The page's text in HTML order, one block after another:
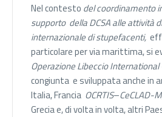
Nel contesto del coordinamento
supporto della DCSA alle attività
internazionale di stupefacenti,
particolare per via marittima, si
OperazioneLibeccio International
congiunta e sviluppata anche in
Italia, Francia OCRTIS–CeCLAD-
Grecia e, di volta in volta, altri